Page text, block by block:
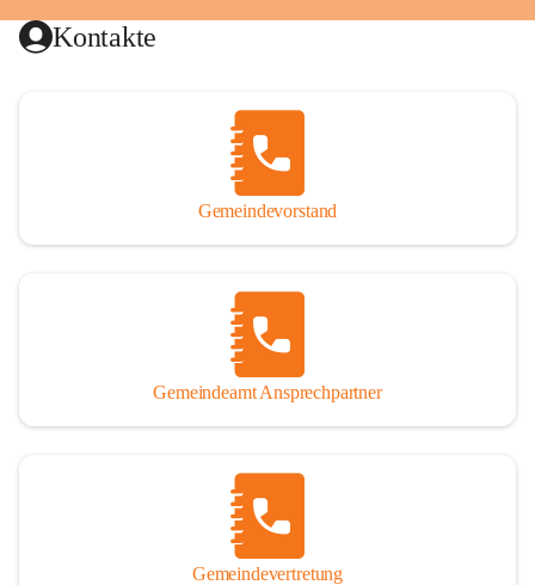
Kontakte
Gemeindevorstand
Gemeindeamt Ansprechpartner
Gemeindevertretung